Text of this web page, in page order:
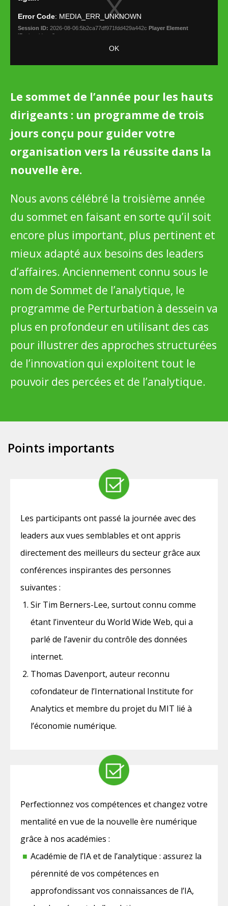
Le sommet de l’année pour les hauts
dirigeants : un programme de trois
jours conçu pour guider votre
organisation vers la réussite dans la
nouvelle ère.
Nous avons célébré la troisième année
du sommet en faisant en sorte qu’il soit
encore plus important, plus pertinent et
mieux adapté aux besoins des leaders
d’affaires. Anciennement connu sous le
nom de Sommet de l’analytique, le
programme de Perturbation à dessein va
plus en profondeur en utilisant des cas
pour illustrer des approches structurées
de l’innovation qui exploitent tout le
pouvoir des percées et de l’analytique.
Points importants
Les participants ont passé la journée avec des
leaders aux vues semblables et ont appris
directement des meilleurs du secteur grâce aux
conférences inspirantes des personnes
suivantes :
Sir Tim Berners-Lee, surtout connu comme
étant l’inventeur du World Wide Web, qui a
parlé de l’avenir du contrôle des données
internet.
Thomas Davenport, auteur reconnu
cofondateur de l’International Institute for
Analytics et membre du projet du MIT lié à
l’économie numérique.
Perfectionnez vos compétences et changez votre
mentalité en vue de la nouvelle ère numérique
grâce à nos académies :
Académie de l’IA et de l’analytique : assurez la
pérennité de vos compétences en
approfondissant vos connaissances de l’IA,